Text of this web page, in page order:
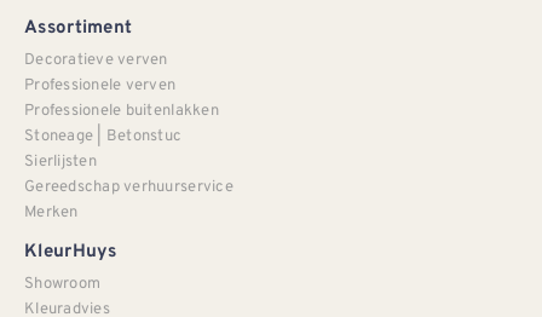
Assortiment
Decoratieve verven
Professionele verven
Professionele buitenlakken
Stoneage | Betonstuc
Sierlijsten
Gereedschap verhuurservice
Merken
KleurHuys
Showroom
Kleuradvies